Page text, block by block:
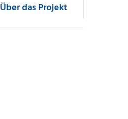
Über das Projekt